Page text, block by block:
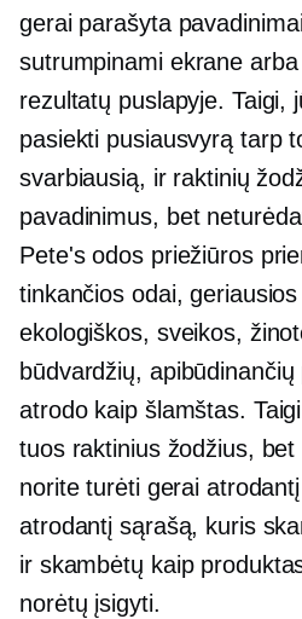
gerai parašyta
sutrumpinami ekrane
rezultatų puslapyje. Taigi,
pasiekti pusiausvyrą tarp
svarbiausią, ir raktinių
pavadinimus, bet
Pete's odos priežiūros
tinkančios odai,
ekologiškos, sveikos,
būdvardžių,
atrodo kaip šlamštas.
tuos raktinius žodžius,
norite turėti gerai
atrodantį sąrašą, kuris
ir skambėtų kaip
norėtų įsigyti.